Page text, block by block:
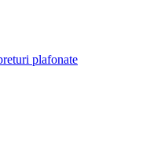
plafonate